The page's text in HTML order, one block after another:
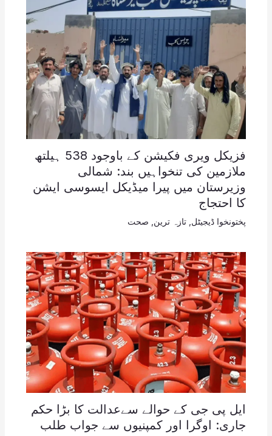
فزیکل ویری فکیشن کے باوجود 538 ہیلتھ
ملازمین کی تنخواہیں بند: شمالی
وزیرستان میں پیرا میڈیکل ایسوسی ایشن
کا احتجاج
پختونخوا ڈیجیٹل تازہ ترین صحت
ایل پی جی کے حوالے سےعدالت کا بڑا حکم
جاری: اوگرا اور کمپنیوں سے جواب طلب